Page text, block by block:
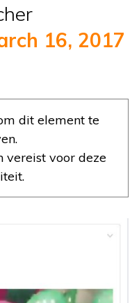
16, 2017
dit element te
vereist voor deze